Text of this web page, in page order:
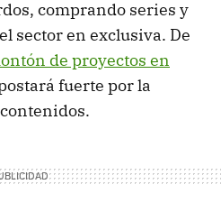
comprando series y
sector en exclusiva. De
de proyectos en
fuerte por la